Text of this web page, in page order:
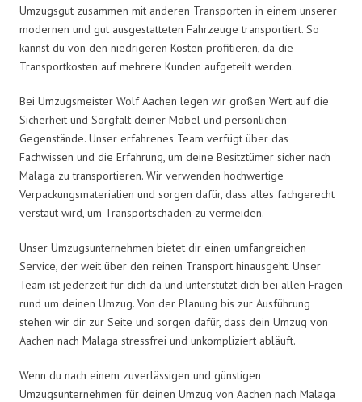
Umzugsgut zusammen mit anderen Transporten in einem unserer
modernen und gut ausgestatteten Fahrzeuge transportiert. So
kannst du von den niedrigeren Kosten profitieren, da die
Transportkosten auf mehrere Kunden aufgeteilt werden.
Bei Umzugsmeister Wolf Aachen legen wir großen Wert auf die
Sicherheit und Sorgfalt deiner Möbel und persönlichen
Gegenstände. Unser erfahrenes Team verfügt über das
Fachwissen und die Erfahrung, um deine Besitztümer sicher nach
Malaga zu transportieren. Wir verwenden hochwertige
Verpackungsmaterialien und sorgen dafür, dass alles fachgerecht
verstaut wird, um Transportschäden zu vermeiden.
Unser Umzugsunternehmen bietet dir einen umfangreichen
Service, der weit über den reinen Transport hinausgeht. Unser
Team ist jederzeit für dich da und unterstützt dich bei allen Fragen
rund um deinen Umzug. Von der Planung bis zur Ausführung
stehen wir dir zur Seite und sorgen dafür, dass dein Umzug von
Aachen nach Malaga stressfrei und unkompliziert abläuft.
Wenn du nach einem zuverlässigen und günstigen
Umzugsunternehmen für deinen Umzug von Aachen nach Malaga